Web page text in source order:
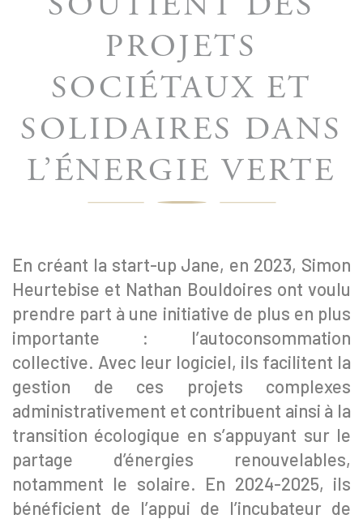
PROJETS
SOCIÉTAUX ET
SOLIDAIRES DANS
L’ÉNERGIE VERTE
En créant la start-up Jane, en 2023, Simon
Heurtebise et Nathan Bouldoires ont voulu
prendre part à une initiative de plus en plus
importante : l’autoconsommation
collective. Avec leur logiciel, ils facilitent la
gestion de ces projets complexes
administrativement et contribuent ainsi à la
transition écologique en s’appuyant sur le
partage d’énergies renouvelables,
notamment le solaire. En 2024-2025, ils
bénéficient de l’appui de l’incubateur de